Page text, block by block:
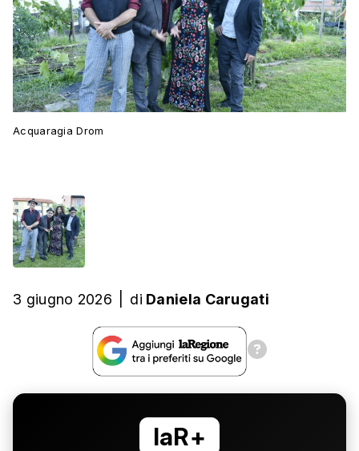
Acquaragia Drom
3 giugno 2026 di Daniela Carugati
laR+